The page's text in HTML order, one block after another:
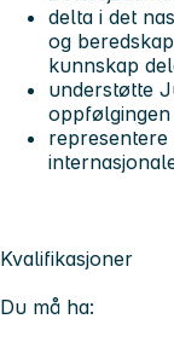
delta i det
og
kunnskap
understøtte
oppfølgingen
representere
Kvalifikasjoner
Du må ha: